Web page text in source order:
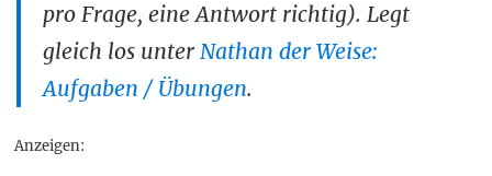
pro Frage, eine Antwort richtig). Legt
gleich los unter Nathan der Weise:
Aufgaben / Übungen.
Anzeigen: